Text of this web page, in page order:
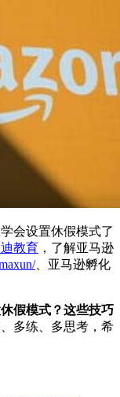
会设置休假模式了
教育 ，了解亚马逊
、亚马逊孵化
假模式？这些技巧
多练、多思考，希